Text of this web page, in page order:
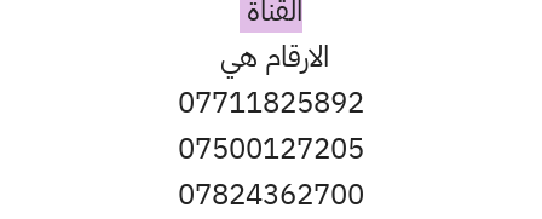
القناة
الارقام هي
07711825892
07500127205
07824362700